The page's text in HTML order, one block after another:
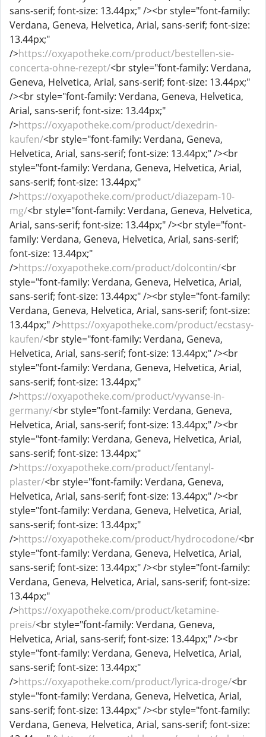
sans-serif; font-size: 13.44px;" /><br style="font-family:
Verdana, Geneva, Helvetica, Arial, sans-serif; font-size:
13.44px;"
/>https://oxyapotheke.com/product/bestellen-sie-
concerta-ohne-rezept/<br style="font-family: Verdana,
Geneva, Helvetica, Arial, sans-serif; font-size: 13.44px;"
/><br style="font-family: Verdana, Geneva, Helvetica,
Arial, sans-serif; font-size: 13.44px;"
/>https://oxyapotheke.com/product/dexedrin-
kaufen/<br style="font-family: Verdana, Geneva,
Helvetica, Arial, sans-serif; font-size: 13.44px;" /><br
style="font-family: Verdana, Geneva, Helvetica, Arial,
sans-serif; font-size: 13.44px;"
/>https://oxyapotheke.com/product/diazepam-10-
mg/<br style="font-family: Verdana, Geneva, Helvetica,
Arial, sans-serif; font-size: 13.44px;" /><br style="font-
family: Verdana, Geneva, Helvetica, Arial, sans-serif;
font-size: 13.44px;"
/>https://oxyapotheke.com/product/dolcontin/<br
style="font-family: Verdana, Geneva, Helvetica, Arial,
sans-serif; font-size: 13.44px;" /><br style="font-family:
Verdana, Geneva, Helvetica, Arial, sans-serif; font-size:
13.44px;" />https://oxyapotheke.com/product/ecstasy-
kaufen/<br style="font-family: Verdana, Geneva,
Helvetica, Arial, sans-serif; font-size: 13.44px;" /><br
style="font-family: Verdana, Geneva, Helvetica, Arial,
sans-serif; font-size: 13.44px;"
/>https://oxyapotheke.com/product/vyvanse-in-
germany/<br style="font-family: Verdana, Geneva,
Helvetica, Arial, sans-serif; font-size: 13.44px;" /><br
style="font-family: Verdana, Geneva, Helvetica, Arial,
sans-serif; font-size: 13.44px;"
/>https://oxyapotheke.com/product/fentanyl-
plaster/<br style="font-family: Verdana, Geneva,
Helvetica, Arial, sans-serif; font-size: 13.44px;" /><br
style="font-family: Verdana, Geneva, Helvetica, Arial,
sans-serif; font-size: 13.44px;"
/>https://oxyapotheke.com/product/hydrocodone/<br
style="font-family: Verdana, Geneva, Helvetica, Arial,
sans-serif; font-size: 13.44px;" /><br style="font-family:
Verdana, Geneva, Helvetica, Arial, sans-serif; font-size:
13.44px;"
/>https://oxyapotheke.com/product/ketamine-
preis/<br style="font-family: Verdana, Geneva,
Helvetica, Arial, sans-serif; font-size: 13.44px;" /><br
style="font-family: Verdana, Geneva, Helvetica, Arial,
sans-serif; font-size: 13.44px;"
/>https://oxyapotheke.com/product/lyrica-droge/<br
style="font-family: Verdana, Geneva, Helvetica, Arial,
sans-serif; font-size: 13.44px;" /><br style="font-family:
Verdana, Geneva, Helvetica, Arial, sans-serif; font-size: